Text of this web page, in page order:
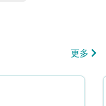
更多